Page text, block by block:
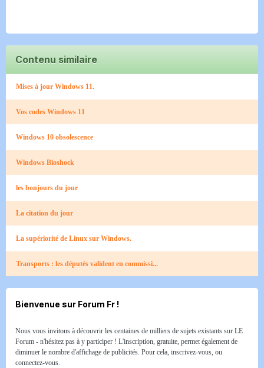
Contenu similaire
Mises à jour Windows 11.
Vos codes Windows 11
Windows 10 obsolescence
Windows Bioshock
les bonjours du jour
La citation du jour
La supériorité de Linux sur Windows.
Transports : les députés valident en commissi...
Bienvenue sur Forum Fr !
Nous vous invitons à découvrir les centaines de milliers de sujets existants sur LE
Forum - n'hésitez pas à y participer ! L'inscription, gratuite, permet également de
diminuer le nombre d'affichage de publicités. Pour cela, inscrivez-vous, ou
connectez-vous.